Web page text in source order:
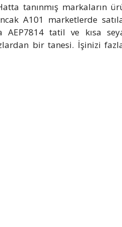
tanınmış markaların
A101 marketlerde
tatil ve kısa
bir tanesi. İşinizi